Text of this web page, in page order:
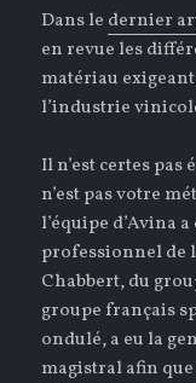
Dans le dernier
en revue les
matériau
l’industrie
Il n’est certes
n’est pas votre
l’équipe d’Avina
professionnel de
Chabbert, du
groupe français
ondulé, a eu la
magistral afin